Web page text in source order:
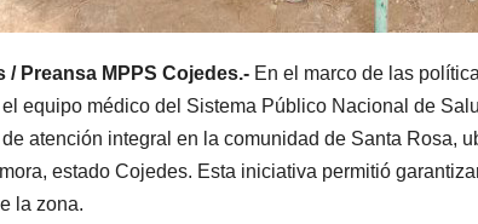
/ Preansa MPPS Cojedes.- En el marco de las
equipo médico del Sistema Público Nacional de
atención integral en la comunidad de Santa Rosa,
estado Cojedes. Esta iniciativa permitió
la zona.